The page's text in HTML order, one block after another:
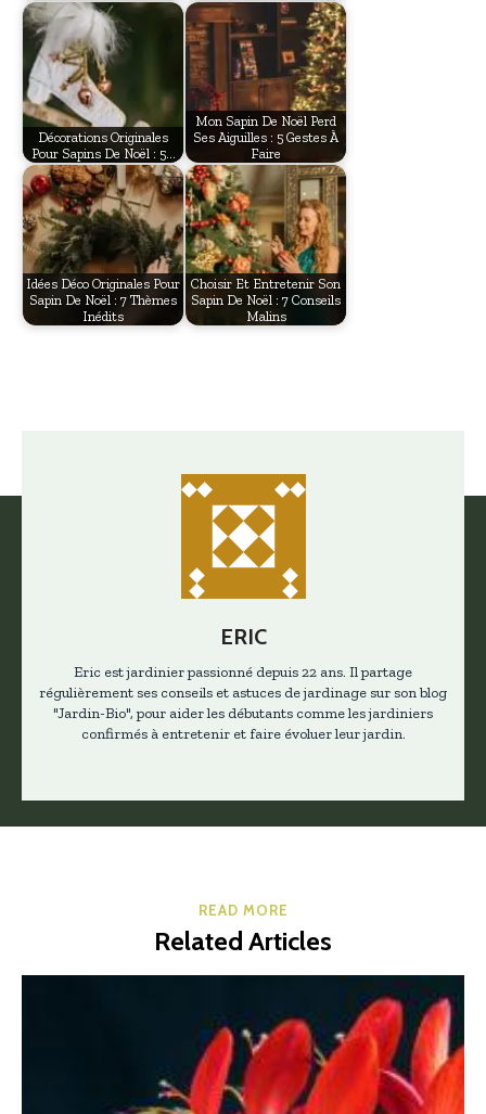
Décorations Originales
Pour Sapins De Noël : 5…
Mon Sapin De Noël Perd
Ses Aiguilles : 5 Gestes À
Faire
Idées Déco Originales Pour
Sapin De Noël : 7 Thèmes
Inédits
Choisir Et Entretenir Son
Sapin De Noël : 7 Conseils
Malins
ERIC
Eric est jardinier passionné depuis 22 ans. Il partage
régulièrement ses conseils et astuces de jardinage sur son blog
"Jardin-Bio", pour aider les débutants comme les jardiniers
confirmés à entretenir et faire évoluer leur jardin.
READ MORE
Related Articles